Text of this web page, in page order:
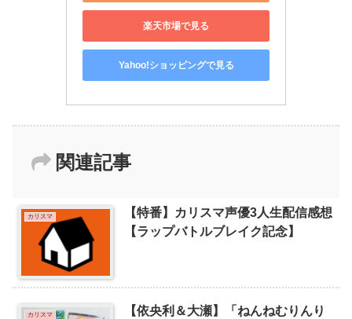
楽天市場で見る
Yahoo!ショッピングで見る
関連記事
カリスマ
【特番】カリスマ声優3人生配信感想
【ラップバトルブレイク記念】
カリスマ
【依央利＆大瀬】「ねんねむりんり